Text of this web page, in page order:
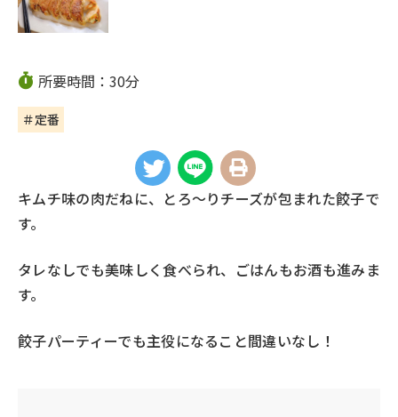
所要時間：30分
＃定番
キムチ味の肉だねに、とろ～りチーズが包まれた餃子で
す。
タレなしでも美味しく食べられ、ごはんもお酒も進みま
す。
餃子パーティーでも主役になること間違いなし！